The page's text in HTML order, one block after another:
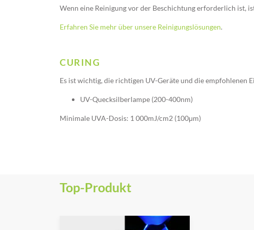
Wenn eine Reinigung vor der Beschichtung erforderlich ist,
Erfahren Sie mehr über unsere Reinigungslösungen.
CURING
Es ist wichtig, die richtigen UV-Geräte und die empfohlenen
UV-Quecksilberlampe (200-400nm)
Minimale UVA-Dosis: 1 000mJ/cm2 (100μm)
Top-Produkt